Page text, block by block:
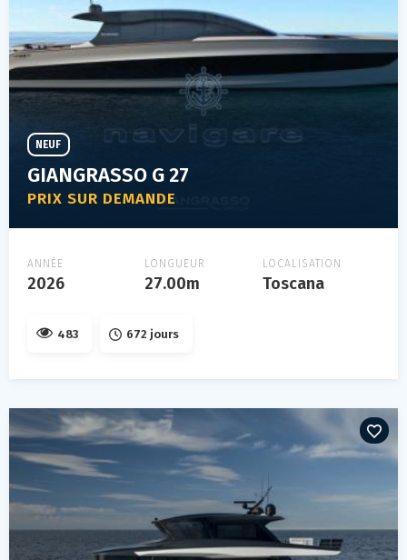
GIANGRASSO G 27
PRIX SUR DEMANDE
NEUF
ANNÉE
2026
LONGUEUR
27.00m
LOCALISATION
Toscana
483 672 jours